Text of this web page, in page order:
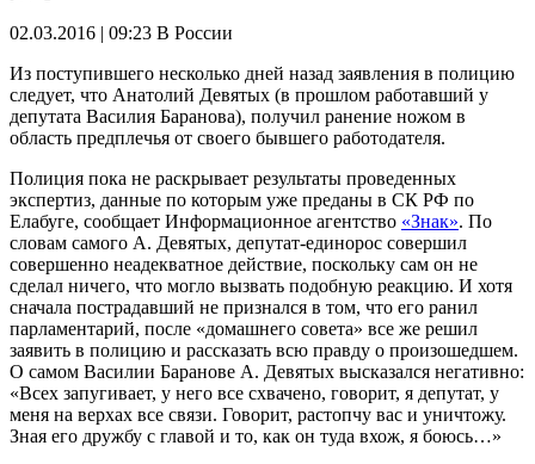
02.03.2016 | 09:23 В России
Из поступившего несколько дней назад заявления в полицию
следует, что Анатолий Девятых (в прошлом работавший у
депутата Василия Баранова), получил ранение ножом в
область предплечья от своего бывшего работодателя.
Полиция пока не раскрывает результаты проведенных
экспертиз, данные по которым уже преданы в СК РФ по
Елабуге, сообщает Информационное агентство «Знак». По
словам самого А. Девятых, депутат-единорос совершил
совершенно неадекватное действие, поскольку сам он не
сделал ничего, что могло вызвать подобную реакцию. И хотя
сначала пострадавший не признался в том, что его ранил
парламентарий, после «домашнего совета» все же решил
заявить в полицию и рассказать всю правду о произошедшем.
О самом Василии Баранове А. Девятых высказался негативно:
«Всех запугивает, у него все схвачено, говорит, я депутат, у
меня на верхах все связи. Говорит, растопчу вас и уничтожу.
Зная его дружбу с главой и то, как он туда вхож, я боюсь…»